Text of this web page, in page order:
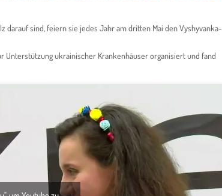
darauf sind, feiern sie jedes Jahr am dritten Mai den Vyshyvanka-
Unterstützung ukrainischer Krankenhäuser organisiert und fand